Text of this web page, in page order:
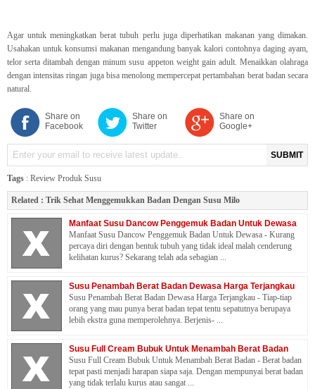
Agar untuk meningkatkan berat tubuh perlu juga diperhatikan makanan yang dimakan.
Usahakan untuk konsumsi makanan mengandung banyak kalori contohnya daging ayam,
telor serta ditambah dengan minum susu appeton weight gain adult. Menaikkan olahraga
dengan intensitas ringan juga bisa menolong mempercepat pertambahan berat badan secara
natural.
Share on
Facebook
Share on
Twitter
Share on
Google+
SUBMIT
Tags : Review Produk Susu
Related : Trik Sehat Menggemukkan Badan Dengan Susu Milo
Manfaat Susu Dancow Penggemuk Badan Untuk Dewasa
Manfaat Susu Dancow Penggemuk Badan Untuk Dewasa - Kurang
percaya diri dengan bentuk tubuh yang tidak ideal malah cenderung
kelihatan kurus? Sekarang telah ada sebagian ...
Susu Penambah Berat Badan Dewasa Harga Terjangkau
Susu Penambah Berat Badan Dewasa Harga Terjangkau - Tiap-tiap
orang yang mau punya berat badan tepat tentu sepatutnya berupaya
lebih ekstra guna memperolehnya. Berjenis- ...
Susu Full Cream Bubuk Untuk Menambah Berat Badan
Susu Full Cream Bubuk Untuk Menambah Berat Badan - Berat badan
tepat pasti menjadi harapan siapa saja. Dengan mempunyai berat badan
yang tidak terlalu kurus atau sangat ...